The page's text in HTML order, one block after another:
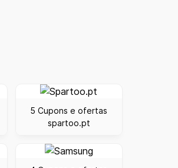
5 Cupons e ofertas
spartoo.pt